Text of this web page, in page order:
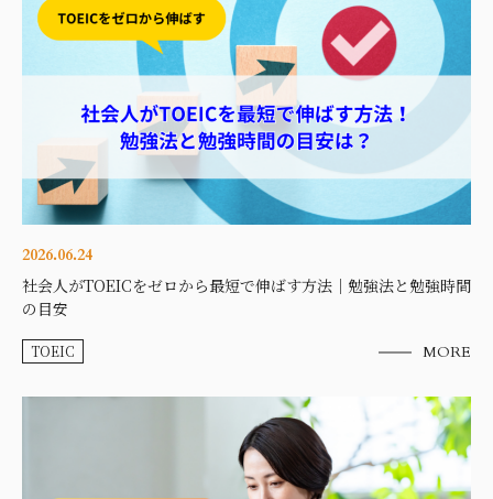
2026.06.24
社会人がTOEICをゼロから最短で伸ばす方法｜勉強法と勉強時間
の目安
TOEIC MORE